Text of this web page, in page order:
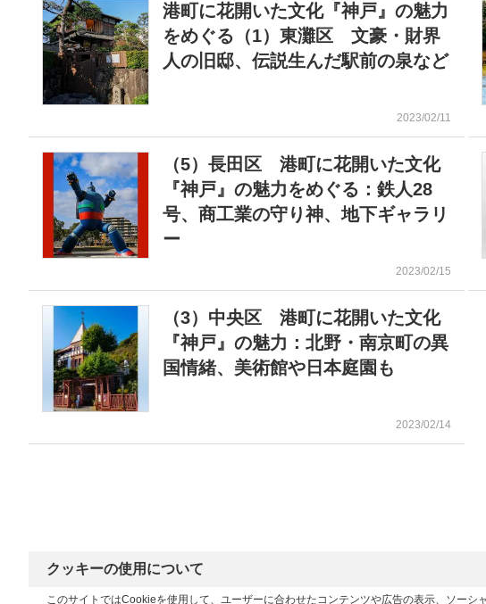
港町に花開いた文化『神戸』の魅力
をめぐる（1）東灘区 文豪・財界
人の旧邸、伝説生んだ駅前の泉など
2023/02/11
（5）長田区 港町に花開いた文化
『神戸』の魅力をめぐる：鉄人28
号、商工業の守り神、地下ギャラリ
ー
2023/02/15
（3）中央区 港町に花開いた文化
『神戸』の魅力：北野・南京町の異
国情緒、美術館や日本庭園も
2023/02/14
クッキーの使用について
このサイトではCookieを使用して、ユーザーに合わせたコンテンツや広告の表示、ソー